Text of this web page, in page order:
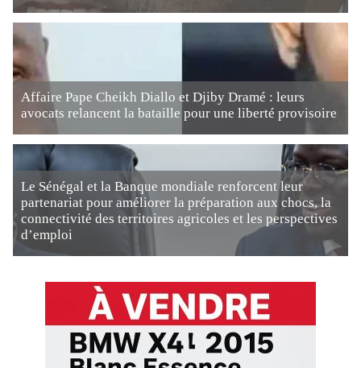
Affaire Pape Cheikh Diallo et Djiby Dramé : leurs
avocats relancent la bataille pour une liberté provisoire
Le Sénégal et la Banque mondiale renforcent leur
partenariat pour améliorer la préparation aux chocs, la
connectivité des territoires agricoles et les perspectives
d’emploi